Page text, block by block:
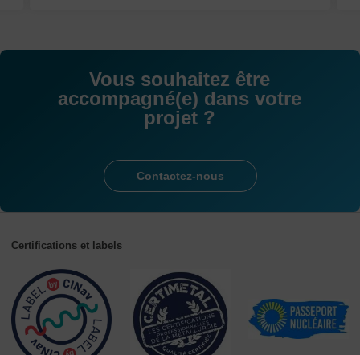
Vous souhaitez être
accompagné(e) dans votre
projet ?
Contactez-nous
Certifications et labels